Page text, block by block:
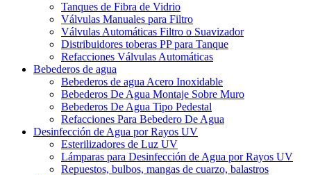
Tanques de Fibra de Vidrio
Válvulas Manuales para Filtro
Válvulas Automáticas Filtro o Suavizador
Distribuidores toberas PP para Tanque
Refacciones Válvulas Automáticas
Bebederos de agua
Bebederos de agua Acero Inoxidable
Bebederos De Agua Montaje Sobre Muro
Bebederos De Agua Tipo Pedestal
Refacciones Para Bebedero De Agua
Desinfección de Agua por Rayos UV
Esterilizadores de Luz UV
Lámparas para Desinfección de Agua por Rayos UV
Repuestos, bulbos, mangas de cuarzo, balastros